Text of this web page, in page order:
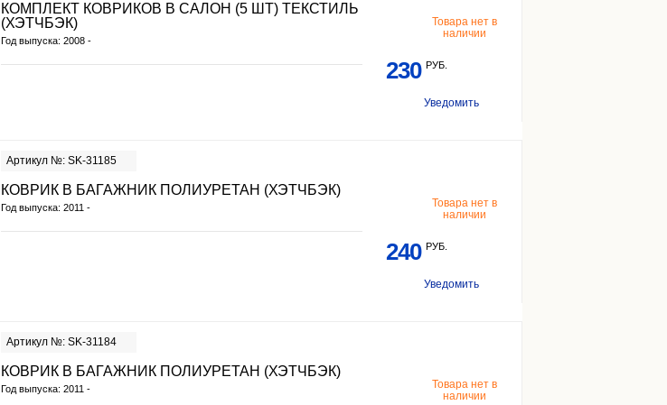
КОМПЛЕКТ КОВРИКОВ В САЛОН (5 ШТ) ТЕКСТИЛЬ
(ХЭТЧБЭК)
Год выпуска: 2008 -
Товара нет в
наличии
230 РУБ.
Уведомить
Артикул №: SK-31185
КОВРИК В БАГАЖНИК ПОЛИУРЕТАН (ХЭТЧБЭК)
Год выпуска: 2011 -
Товара нет в
наличии
240 РУБ.
Уведомить
Артикул №: SK-31184
КОВРИК В БАГАЖНИК ПОЛИУРЕТАН (ХЭТЧБЭК)
Год выпуска: 2011 -
Товара нет в
наличии